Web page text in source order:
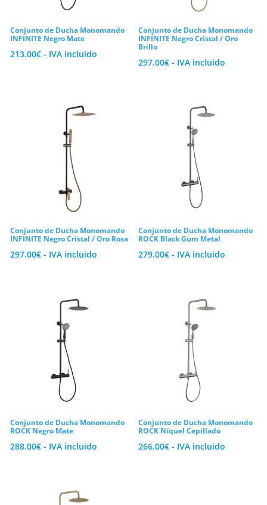
Conjunto de Ducha Monomando
INFINITE Negro Mate
213.00€ - IVA incluido
Conjunto de Ducha Monomando
INFINITE Negro Cristal / Oro
Brillo
297.00€ - IVA incluido
Conjunto de Ducha Monomando
INFINITE Negro Cristal / Oro Rosa
297.00€ - IVA incluido
Conjunto de Ducha Monomando
ROCK Black Gum Metal
279.00€ - IVA incluido
Conjunto de Ducha Monomando
ROCK Negro Mate
288.00€ - IVA incluido
Conjunto de Ducha Monomando
ROCK Níquel Cepillado
266.00€ - IVA incluido